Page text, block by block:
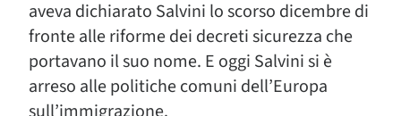
aveva dichiarato Salvini lo scorso dicembre di
fronte alle riforme dei decreti sicurezza che
portavano il suo nome. E oggi Salvini si è
arreso alle politiche comuni dell’Europa